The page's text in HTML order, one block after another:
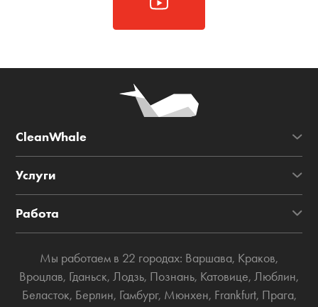
CleanWhale
Услуги
Работа
Мы работаем в 22 городах: Варшава, Краков,
Вроцлав, Гданьск, Лодзь, Познань, Катовице, Люблин,
Беласток, Берлин, Гамбург, Мюнхен, Frankfurt, Прага,